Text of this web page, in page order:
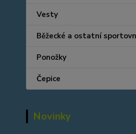
Vesty
Běžecké a ostatní
Ponožky
Čepice
Novinky